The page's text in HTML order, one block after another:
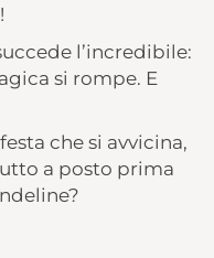
l’incredibile:
si rompe. E
che si avvicina,
a posto prima